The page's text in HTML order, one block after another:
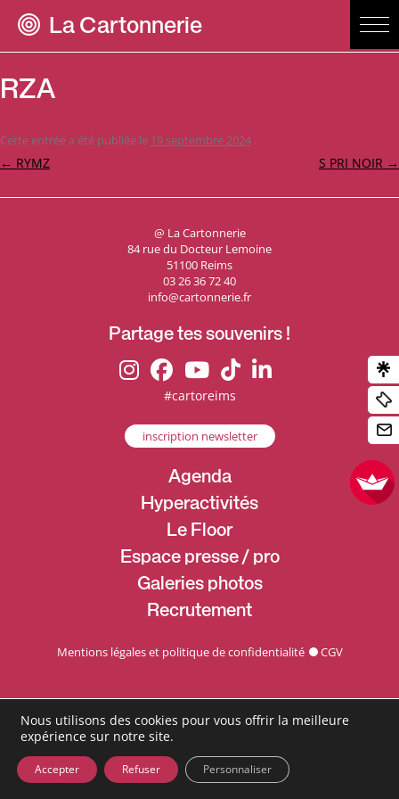
La Cartonnerie
RZA
Cette entrée a été publiée le 19 septembre 2024 .
Navigation
← RYMZ S PRI NOIR →
@ La Cartonnerie
84 rue du Docteur Lemoine
51100 Reims
03 26 36 72 40
info@cartonnerie.fr
Partage tes souvenirs !
#cartoreims
inscription newsletter
Agenda
Hyperactivités
Le Floor
Espace presse / pro
Galeries photos
Recrutement
Mentions légales et politique de confidentialité CGV
Nous utilisons des cookies pour vous offrir la meilleure
expérience sur notre site.
Accepter Refuser Personnaliser